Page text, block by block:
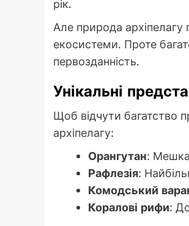
рік.
Але природа архіпелагу
екосистеми. Проте
первозданність.
Унікальні
Щоб відчути багатство
архіпелагу:
Орангутан:
Рафлезія:
Комодський
Коралові рифи: